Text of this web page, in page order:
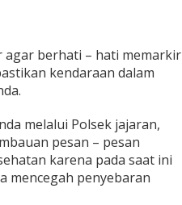
agar berhati – hati memarkir
kendaraan dalam
melalui Polsek jajaran,
pesan – pesan
karena pada saat ini
mencegah penyebaran